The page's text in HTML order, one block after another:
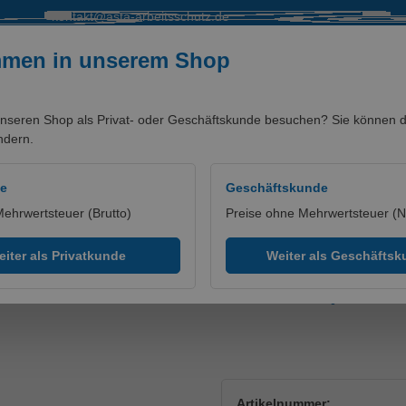
kontakt@asta-arbeitsschutz.de
in unserem Shop
Shop als Privat- oder Geschäftskunde besuchen? Sie können
(Brutto)
als Privatkunde
Geschäftskunde
Preise ohne Mehrwertsteuer
Weiter als
Gelb/Blue Ink, Gr.